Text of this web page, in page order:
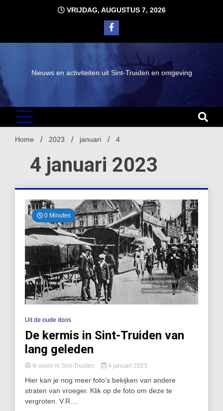
VRIJDAG, AUGUSTUS 7, 2026
Nieuws en activiteiten uit Sint-Truiden en omgeving
Home 2023 januari 4
4 januari 2023
0 Minutes
Uit de oude doos
De kermis in Sint-Truiden van
lang geleden
Ik woon in Sint-Truiden 4 januari 2023
Hier kan je nog meer foto’s bekijken van andere
straten van vroeger. Klik op de foto om deze te
vergroten. V.R....